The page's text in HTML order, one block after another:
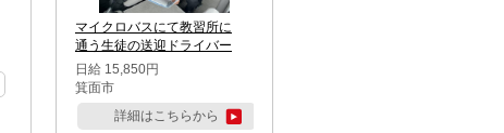
マイクロバスにて教習所に
通う生徒の送迎ドライバー
日給 15,850円
箕面市
詳細はこちらから